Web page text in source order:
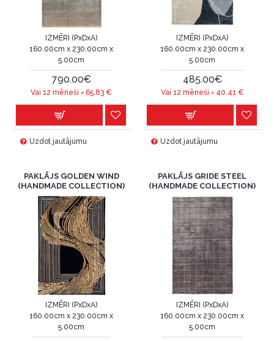
IZMĒRI (PxDxA)
160.00cm x 230.00cm x
5.00cm
790.00€
Vai 12 mēneši = 65.83 €
Uzdot jautājumu
IZMĒRI (PxDxA)
160.00cm x 230.00cm x
5.00cm
485.00€
Vai 12 mēneši = 40.41 €
Uzdot jautājumu
PAKLĀJS GOLDEN WIND
(HANDMADE COLLECTION)
IZMĒRI (PxDxA)
160.00cm x 230.00cm x
5.00cm
PAKLĀJS GRIDE STEEL
(HANDMADE COLLECTION)
IZMĒRI (PxDxA)
160.00cm x 230.00cm x
5.00cm